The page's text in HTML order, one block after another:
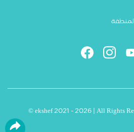
© ekshef 2021 - 2026 | All Rights